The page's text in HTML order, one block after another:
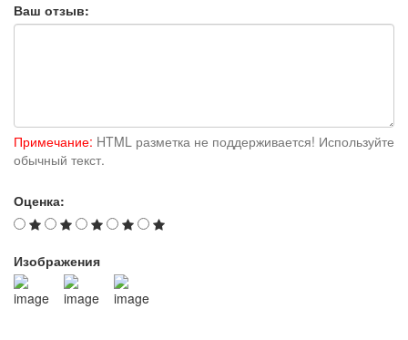
Ваш отзыв:
Примечание: HTML разметка не поддерживается! Используйте
обычный текст.
Оценка:
Изображения